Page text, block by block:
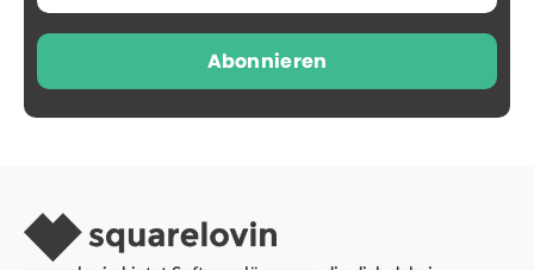
Abonnieren